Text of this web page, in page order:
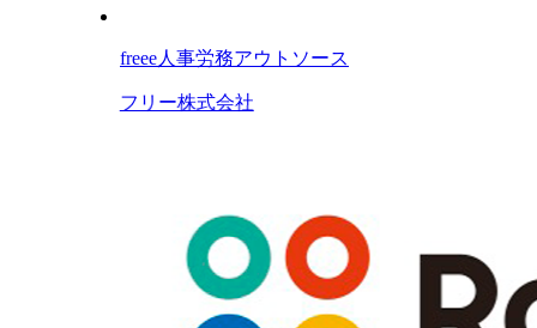
freee人事労務アウトソース
フリー株式会社